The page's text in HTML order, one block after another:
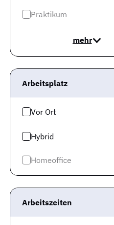
Praktikum
mehr
Arbeitsplatz
Vor Ort
Hybrid
Homeoffice
Arbeitszeiten